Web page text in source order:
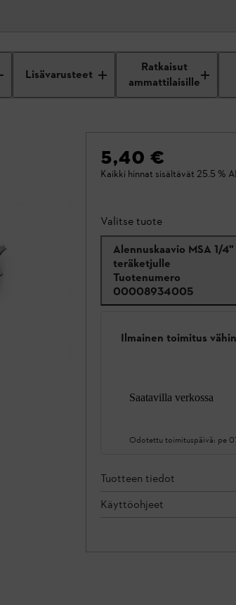
Lisävarusteet
Ratkaisut
ammattilaisille
5,40 €
Kaikki hinnat sisältävät 25.5 %
Valitse tuote
Alennuskaavio MSA 1/4"
teräketjulle
Tuotenumero
00008934005
Ilmainen toimitus
Saatavilla verkossa
Odotettu toimituspäivä: pe
Tuotteen tiedot
Käyttöohjeet